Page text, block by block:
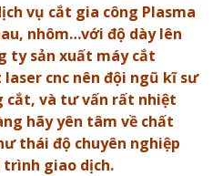
vụ cắt gia công Plasma
nhôm…với độ dày lên
ty sản xuất máy cắt
cnc nên đội ngũ kĩ sư
cắt, và tư vấn rất nhiệt
hãy yên tâm về chất
thái độ chuyên nghiệp
giao dịch.